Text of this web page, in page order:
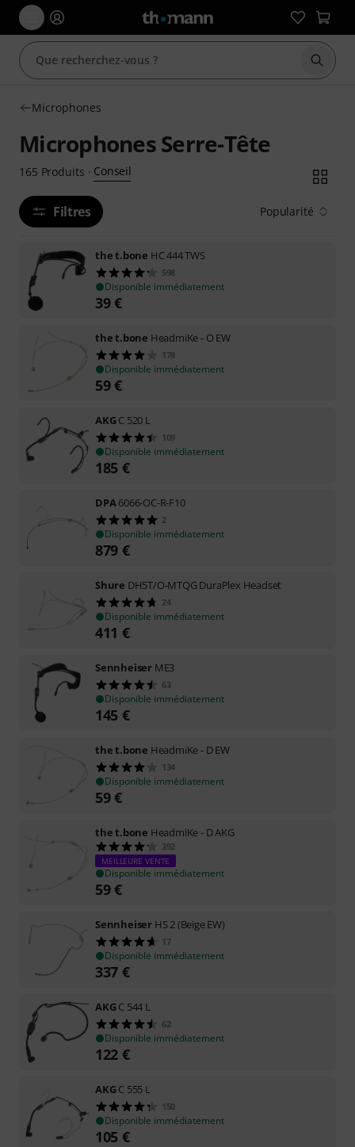
Microphones
Microphones Serre-Tête
165 Produits · Conseil
Filtres Popularité
the t.bone HC 444 TWS
598
Disponible immédiatement
39€
the t.bone HeadmiKe - O EW
178
Disponible immédiatement
59€
AKGC 520 L
109
Disponible immédiatement
185 €
DPA6066-OC-R-F10
2
Disponible immédiatement
879 €
Shure DH5T/O-MTQG DuraPlex Headset
24
Disponible immédiatement
411 €
Sennheiser ME3
63
Disponible immédiatement
145 €
the t.bone HeadmiKe - D EW
134
Disponible immédiatement
59€
the t.bone HeadmiKe - D AKG
392
MEILLEURE VENTE
Disponible immédiatement
59€
Sennheiser HS 2 (Beige EW)
17
Disponible immédiatement
337 €
AKGC 544 L
62
Disponible immédiatement
122 €
AKGC 555 L
150
Disponible immédiatement
105 €